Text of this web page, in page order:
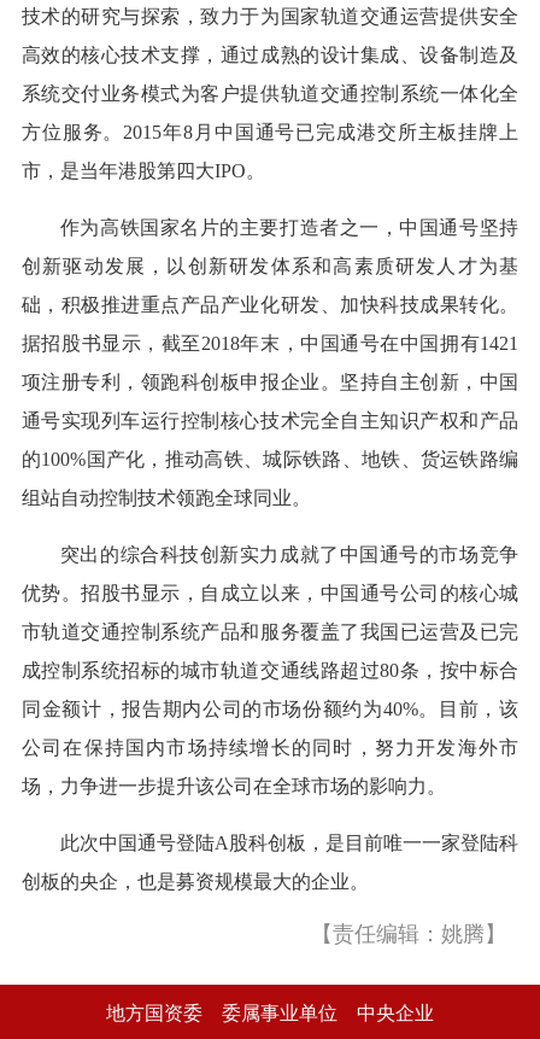
技术的研究与探索，致力于为国家轨道交通运营提供安全
高效的核心技术支撑，通过成熟的设计集成、设备制造及
系统交付业务模式为客户提供轨道交通控制系统一体化全
方位服务。2015年8月中国通号已完成港交所主板挂牌上
市，是当年港股第四大IPO。
作为高铁国家名片的主要打造者之一，中国通号坚持
创新驱动发展，以创新研发体系和高素质研发人才为基
础，积极推进重点产品产业化研发、加快科技成果转化。
据招股书显示，截至2018年末，中国通号在中国拥有1421
项注册专利，领跑科创板申报企业。坚持自主创新，中国
通号实现列车运行控制核心技术完全自主知识产权和产品
的100%国产化，推动高铁、城际铁路、地铁、货运铁路编
组站自动控制技术领跑全球同业。
突出的综合科技创新实力成就了中国通号的市场竞争
优势。招股书显示，自成立以来，中国通号公司的核心城
市轨道交通控制系统产品和服务覆盖了我国已运营及已完
成控制系统招标的城市轨道交通线路超过80条，按中标合
同金额计，报告期内公司的市场份额约为40%。目前，该
公司在保持国内市场持续增长的同时，努力开发海外市
场，力争进一步提升该公司在全球市场的影响力。
此次中国通号登陆A股科创板，是目前唯一一家登陆科
创板的央企，也是募资规模最大的企业。
【责任编辑：姚腾】
地方国资委 委属事业单位 中央企业